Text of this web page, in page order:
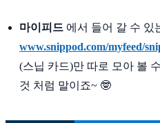
마이피드 에서 들어 갈 수 있
www.snippod.com/myfeed/
(스닙 카드)만 따로 모아 볼
것 처럼 말이죠~ 🤓